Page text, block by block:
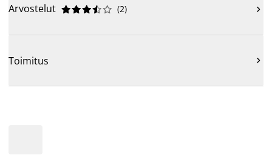
Arvostelut 




 (2) 
Toimitus 